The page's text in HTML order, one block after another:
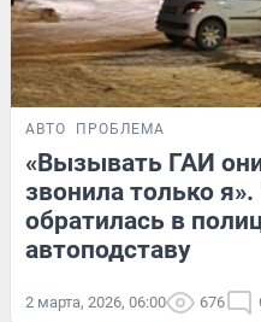
АВТО ПРОБЛЕМА
«Вызывать ГАИ
звонила только
обратилась в
автоподставу
2 марта, 2026, 06:00 676